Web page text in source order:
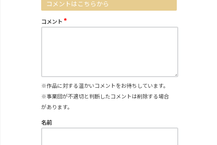
コメントはこちらから
コメント *
※作品に対する温かいコメントをお待ちしています。
※事業団が不適切と判断したコメントは削除する場合
があります。
名前